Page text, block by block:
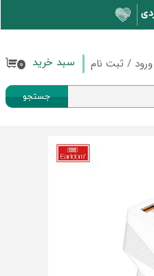
ورود / ثبت نام
جستجو
۰ سبد خرید